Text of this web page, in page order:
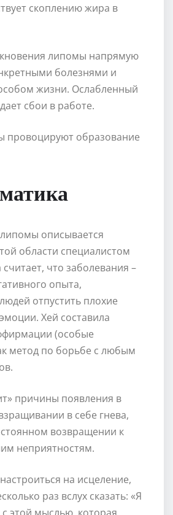
скоплению жира в
липомы напрямую
болезнями и
жизни. Ослабленный
сбои в работе.
описывается
области специалистом
что заболевания –
опыта,
отпустить плохие
Хей составила
(особые
метод по борьбе с любым
причины появления в
в себе гнева,
возвращении к
неприятностям.
на исцеление,
раз вслух сказать: «Я